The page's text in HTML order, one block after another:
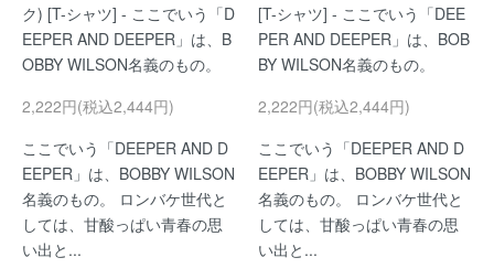
ク) [T-シャツ] - ここでいう「D
EEPER AND DEEPER」は、B
OBBY WILSON名義のもの。
2,222円(税込2,444円)
ここでいう「DEEPER AND D
EEPER」は、BOBBY WILSON
名義のもの。 ロンバケ世代と
しては、甘酸っぱい青春の思
い出と...
[T-シャツ] - ここでいう「DEE
PER AND DEEPER」は、BOB
BY WILSON名義のもの。
2,222円(税込2,444円)
ここでいう「DEEPER AND D
EEPER」は、BOBBY WILSON
名義のもの。 ロンバケ世代と
しては、甘酸っぱい青春の思
い出と...